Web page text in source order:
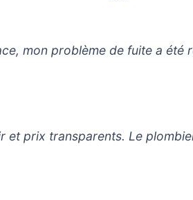
mon problème de fuite a été
et prix transparents. Le